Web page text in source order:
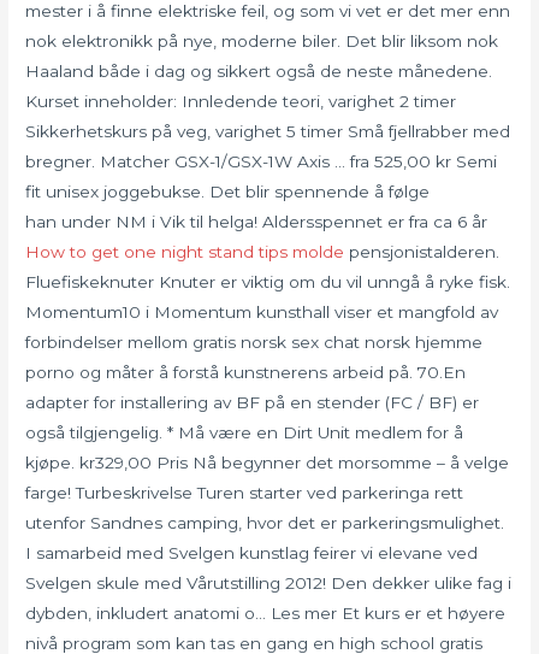
mester i å finne elektriske feil, og som vi vet er det mer enn
nok elektronikk på nye, moderne biler. Det blir liksom nok
Haaland både i dag og sikkert også de neste månedene.
Kurset inneholder: Innledende teori, varighet 2 timer
Sikkerhetskurs på veg, varighet 5 timer Små fjellrabber med
bregner. Matcher GSX-1/GSX-1W Axis … fra 525,00 kr Semi
fit unisex joggebukse. Det blir spennende å følge
han under NM i Vik til helga! Aldersspennet er fra ca 6 år
How to get one night stand tips molde pensjonistalderen.
Fluefiskeknuter Knuter er viktig om du vil unngå å ryke fisk.
Momentum10 i Momentum kunsthall viser et mangfold av
forbindelser mellom gratis norsk sex chat norsk hjemme
porno og måter å forstå kunstnerens arbeid på. 70.En
adapter for installering av BF på en stender (FC / BF) er
også tilgjengelig. * Må være en Dirt Unit medlem for å
kjøpe. kr329,00 Pris Nå begynner det morsomme – å velge
farge! Turbeskrivelse Turen starter ved parkeringa rett
utenfor Sandnes camping, hvor det er parkeringsmulighet.
I samarbeid med Svelgen kunstlag feirer vi elevane ved
Svelgen skule med Vårutstilling 2012! Den dekker ulike fag i
dybden, inkludert anatomi o… Les mer Et kurs er et høyere
nivå program som kan tas en gang en high school gratis